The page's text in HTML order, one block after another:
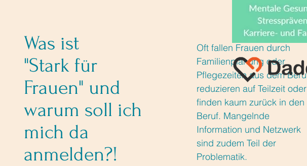
Was ist
"Stark für
Frauen" und
warum soll ich
mich da
anmelden?!
Oft fallen Frauen durch
Familienplanung oder
Pflegezeiten aus dem
reduzieren auf Teilzeit oder
finden kaum zurück in den
Beruf. Mangelnde
Information und Netzwerk
sind zudem Teil der
Problematik.